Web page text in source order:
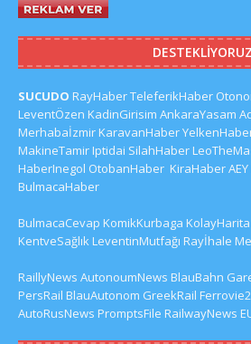
DESTEKLIYORUZ
SUCUDO RayHaberTeleferikHaber
LeventÖzen KadinGirisim AnkaraYasam
MerhabaİzmirKaravanHaber
MakineTamirIptidai SilahHaber
HaberInegol OtobanHaber KiraHaberAEY
BulmacaHaber
BulmacaCevap KomikKurbaga KolayHarita
KentveSağlıkLeventinMutfağı Rayİhale
RaillyNews AutonoumNews BlauBahn
PersRail BlauAutonom GreekRail
AutoRusNews PromptsFile RailwayNews